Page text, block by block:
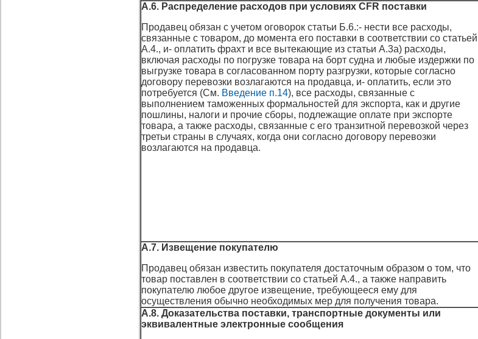
А.6. Распределение расходов при условиях CFR поставки
Продавец обязан с учетом оговорок статьи Б.6.:- нести все расходы,
связанные с товаром, до момента его поставки в соответствии со статьей
А.4., и- оплатить фрахт и все вытекающие из статьи А.3а) расходы,
включая расходы по погрузке товара на борт судна и любые издержки по
выгрузке товара в согласованном порту разгрузки, которые согласно
договору перевозки возлагаются на продавца, и- оплатить, если это
потребуется (См. Введение п.14), все расходы, связанные с
выполнением таможенных формальностей для экспорта, как и другие
пошлины, налоги и прочие сборы, подлежащие оплате при экспорте
товара, а также расходы, связанные с его транзитной перевозкой через
третьи страны в случаях, когда они согласно договору перевозки
возлагаются на продавца.
А.7. Извещение покупателю
Продавец обязан известить покупателя достаточным образом о том, что
товар поставлен в соответствии со статьей А.4., а также направить
покупателю любое другое извещение, требующееся ему для
осуществления обычно необходимых мер для получения товара.
А.8. Доказательства поставки, транспортные документы или
эквивалентные электронные сообщения